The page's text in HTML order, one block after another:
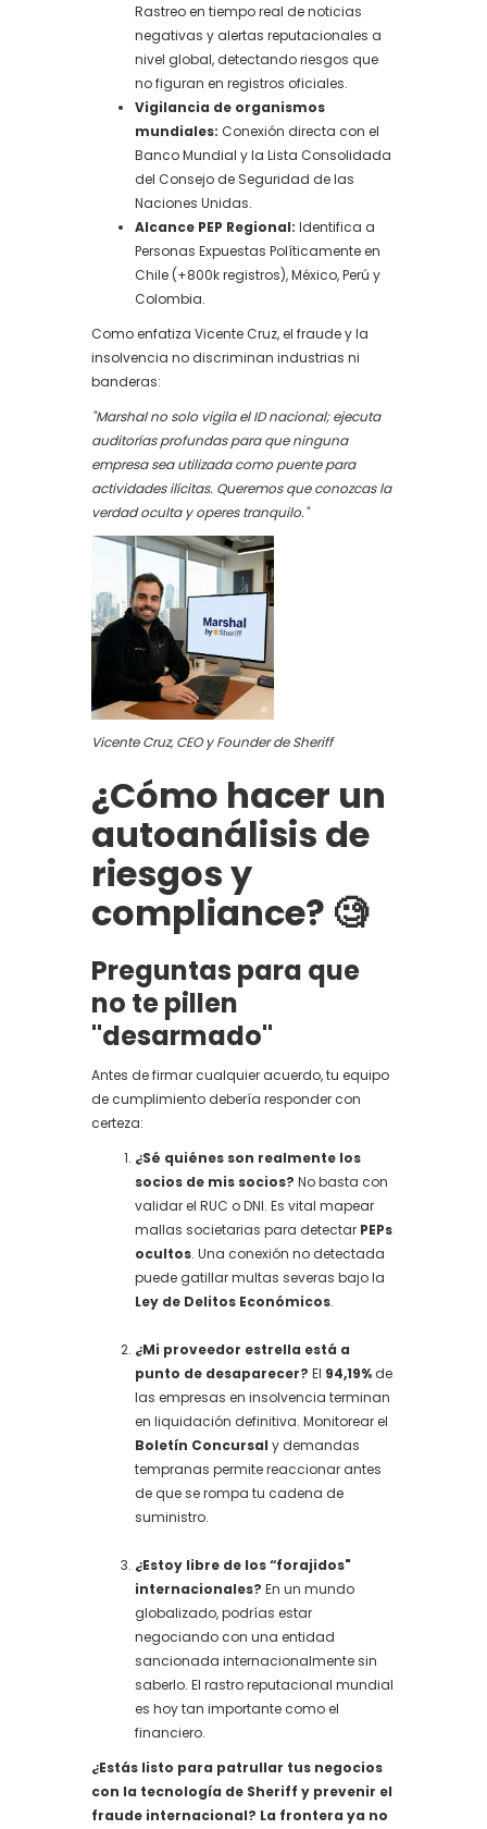
Rastreo en tiempo real de noticias
negativas y alertas reputacionales a
nivel global, detectando riesgos que
no figuran en registros oficiales.
Vigilancia de organismos
mundiales: Conexión directa con el
Banco Mundial y la Lista Consolidada
del Consejo de Seguridad de las
Naciones Unidas.
Alcance PEP Regional: Identifica a
Personas Expuestas Políticamente en
Chile (+800k registros), México, Perú y
Colombia.
Como enfatiza Vicente Cruz, el fraude y la
insolvencia no discriminan industrias ni
banderas:
"Marshal no solo vigila el ID nacional; ejecuta
auditorías profundas para que ninguna
empresa sea utilizada como puente para
actividades ilícitas. Queremos que conozcas la
verdad oculta y operes tranquilo."
Vicente Cruz, CEO y Founder de Sheriff
¿Cómo hacer un
autoanálisis de
riesgos y
compliance? 🧐
Preguntas para que
no te pillen
"desarmado"
Antes de firmar cualquier acuerdo, tu equipo
de cumplimiento debería responder con
certeza:
¿Sé quiénes son realmente los
socios de mis socios? No basta con
validar el RUC o DNI. Es vital mapear
mallas societarias para detectar PEPs
ocultos. Una conexión no detectada
puede gatillar multas severas bajo la
Ley de Delitos Económicos.
¿Mi proveedor estrella está a
punto de desaparecer? El 94,19%de
las empresas en insolvencia terminan
en liquidación definitiva. Monitorear el
Boletín Concursal y demandas
tempranas permite reaccionar antes
de que se rompa tu cadena de
suministro.
¿Estoy libre de los “forajidos"
internacionales? En un mundo
globalizado, podrías estar
negociando con una entidad
sancionada internacionalmente sin
saberlo. El rastro reputacional mundial
es hoy tan importante como el
financiero.
¿Estás listo para patrullar tus negocios
con la tecnología de Sheriff y prevenir el
fraude internacional? La frontera ya no